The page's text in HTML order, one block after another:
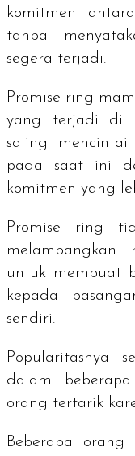
komitmen
tanpa
segera terjadi.
Promise ring
yang terjadi di
saling
pada saat ini
komitmen yang
Promise ring
untuk membuat
kepada
sendiri.
Popularitasnya
dalam
orang tertarik
Beberapa